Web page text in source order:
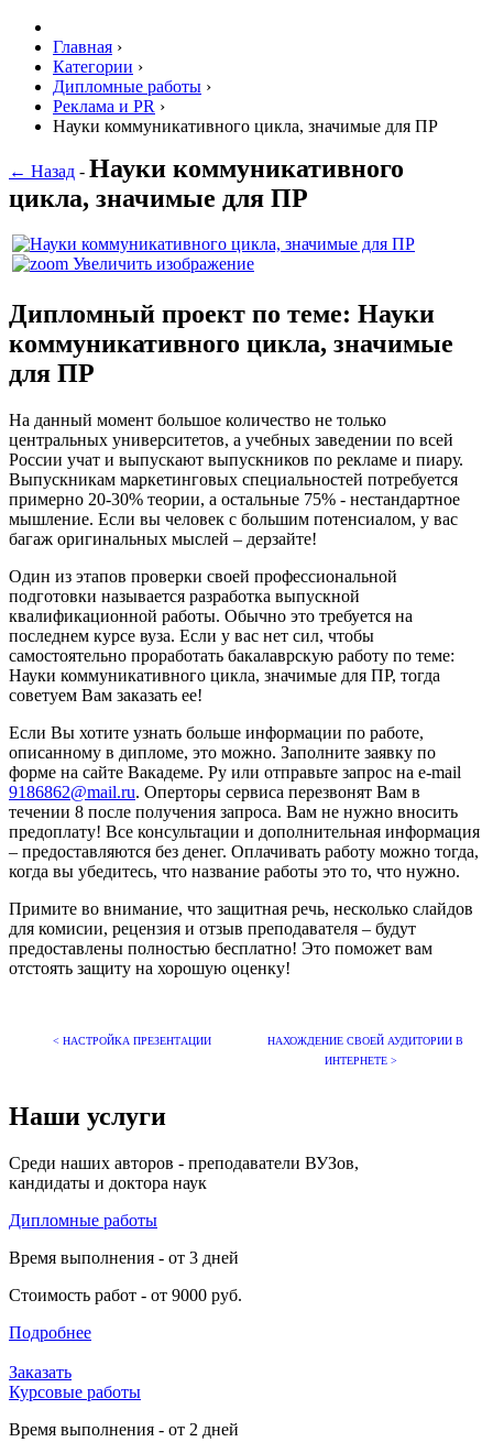
Главная ›
Категории ›
Дипломные работы ›
Реклама и PR ›
Науки коммуникативного цикла, значимые для ПР
← Назад - Науки коммуникативного
цикла, значимые для ПР
Увеличить изображение
Дипломный проект по теме: Науки
коммуникативного цикла, значимые
для ПР
На данный момент большое количество не только
центральных университетов, а учебных заведении по всей
России учат и выпускают выпускников по рекламе и пиару.
Выпускникам маркетинговых специальностей потребуется
примерно 20-30% теории, а остальные 75% - нестандартное
мышление. Если вы человек с большим потенсиалом, у вас
багаж оригинальных мыслей – дерзайте!
Один из этапов проверки своей профессиональной
подготовки называется разработка выпускной
квалификационной работы. Обычно это требуется на
последнем курсе вуза. Если у вас нет сил, чтобы
самостоятельно проработать бакалаврскую работу по теме:
Науки коммуникативного цикла, значимые для ПР, тогда
советуем Вам заказать ее!
Если Вы хотите узнать больше информации по работе,
описанному в дипломе, это можно. Заполните заявку по
форме на сайте Вакадеме. Ру или отправьте запрос на e-mail
9186862@mail.ru. Оперторы сервиса перезвонят Вам в
течении 8 после получения запроса. Вам не нужно вносить
предоплату! Все консультации и дополнительная информация
– предоставляются без денег. Оплачивать работу можно тогда,
когда вы убедитесь, что название работы это то, что нужно.
Примите во внимание, что защитная речь, несколько слайдов
для комисии, рецензия и отзыв преподавателя – будут
предоставлены полностью бесплатно! Это поможет вам
отстоять защиту на хорошую оценку!
< НАСТРОЙКА ПРЕЗЕНТАЦИИ
НАХОЖДЕНИЕ СВОЕЙ АУДИТОРИИ В
ИНТЕРНЕТЕ >
Наши услуги
Среди наших авторов - преподаватели ВУЗов,
кандидаты и доктора наук
Дипломные работы
Время выполнения - от 3 дней
Стоимость работ - от 9000 руб.
Подробнее
Заказать
Курсовые работы
Время выполнения - от 2 дней